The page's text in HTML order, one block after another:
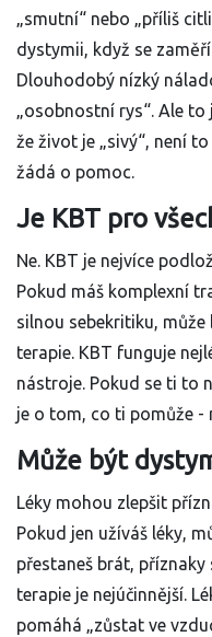
„smutní“ nebo „příliš
dystymii, když se
Dlouhodobý nízký
„osobnostní rys“. Ale to
že život je „sivý“, není
žádá o pomoc.
Je KBT pro
Ne. KBT je nejvíce
Pokud máš komplexní
silnou sebekritiku,
terapie. KBT funguje
nástroje. Pokud se ti to
je o tom, co ti pomůže -
Může být
Léky mohou zlepšit
Pokud jen užíváš léky,
přestaneš brát, příznaky
terapie je nejúčinnější.
pomáhá „zůstat ve